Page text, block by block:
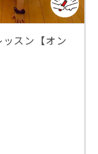
スン【オン